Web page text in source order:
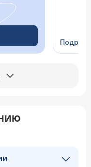
Сейчас